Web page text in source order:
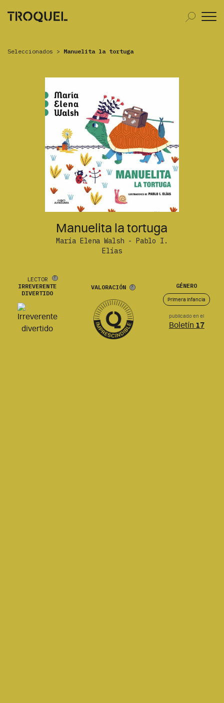
Seleccionados > Manuelita la tortuga
Manuelita la tortuga
María Elena Walsh - Pablo I.
Elías
LECTOR
IRREVERENTE
DIVERTIDO
VALORACIÓN GÉNERO
Primera infancia
publicado en el
Boletín 17